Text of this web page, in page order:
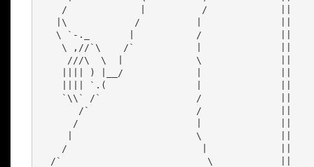
    /             |          /             ||
   |\            /          |              ||
   \ `-._       |           /              ||
    \ ,//`\    /`           |              ||
     ///\  \  |             \              ||
    |||| ) |__/             |              ||
    |||| `.(                |              ||
    `\\` /`                 /              ||
       /`                   /              ||
      /                     |              ||
     |                      \              ||
    /                        |             ||
  /`                          \            ||